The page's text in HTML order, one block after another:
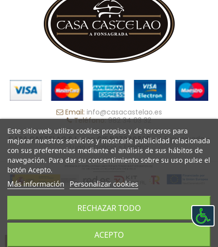
Email: info@casacastelao.es
Teléfono:982 34 03 32
CASA CASTELAO S.L.conCIF B27240829- A Fonsagrada -
Lugo - Galicia - España
Este sitio web utiliza cookies propias y de terceros para
mejorar nuestros servicios y mostrarle publicidad relacionada
con sus preferencias mediante el análisis de sus hábitos de
navegación. Para dar su consentimiento sobre su uso pulse el
botón Acepto.
Más información Personalizar cookies
RECHAZAR TODO
ACEPTO
PRODESIN